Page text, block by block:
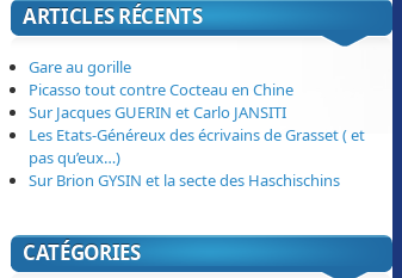
ARTICLES RÉCENTS
Gare au gorille
Picasso tout contre Cocteau en Chine
Sur Jacques GUERIN et Carlo JANSITI
Les Etats-Généreux des écrivains de Grasset ( et
pas qu’eux…)
Sur Brion GYSIN et la secte des Haschischins
CATÉGORIES